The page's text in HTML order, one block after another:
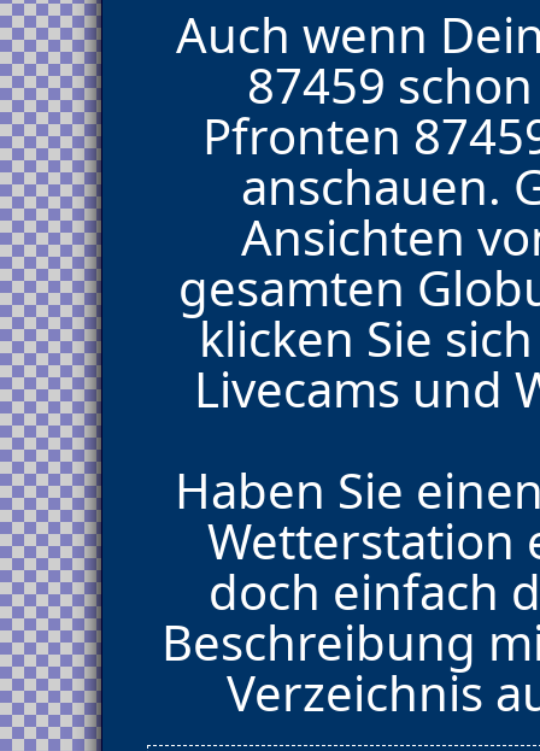
Auch wenn
87459
Pfronten
anschauen.
Ansichten
gesamten
klicken Sie
Livecams und
Haben Sie
Wetterstation
doch einfach
Beschreibung
Verzeichnis